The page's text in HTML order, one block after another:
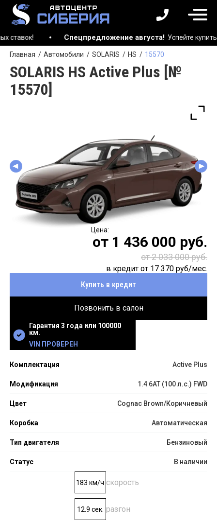
Спецпредложение августа! Успейте купить
Главная Автомобили SOLARIS HS 15570
SOLARIS HS Active Plus [№
15570]
Гарантия 3 года или 100000
км.
VIN ПРОВЕРЕН
Комплектация Active Plus
Модификация 1.4 6AT (100 л.с.) FWD
Цвет Cognac Brown/Коричневый
Коробка Автоматическая
Тип двигателя Бензиновый
Статус В наличии
183 км/ч скорость
12.9 сек. разгон
от 1 436 000 руб.
от 2 033 000 руб.
в кредит от 17 370 руб/мес.
Купить в кредит
Позвонить в салон